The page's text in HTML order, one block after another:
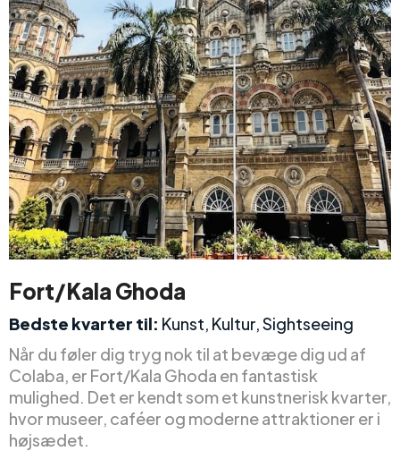
Fort/Kala Ghoda
Bedste kvarter til: Kunst, Kultur, Sightseeing
Når du føler dig tryg nok til at bevæge dig ud af
Colaba, er Fort/Kala Ghoda en fantastisk
mulighed. Det er kendt som et kunstnerisk kvarter,
hvor museer, caféer og moderne attraktioner er i
højsædet.